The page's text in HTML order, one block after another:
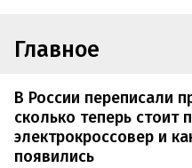
Главное
В России переписали
сколько теперь стоит
электрокроссовер и
появились